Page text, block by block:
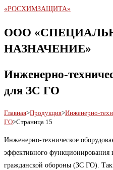
ООО
НАЗНАЧЕНИЕ»
Инженерно-
для ЗС ГО
Главная>Продукция>Инженерно-
ГО>Страница 15
Инженерно-техническое
эффективного функционирования
гражданской обороны (ЗС ГО).